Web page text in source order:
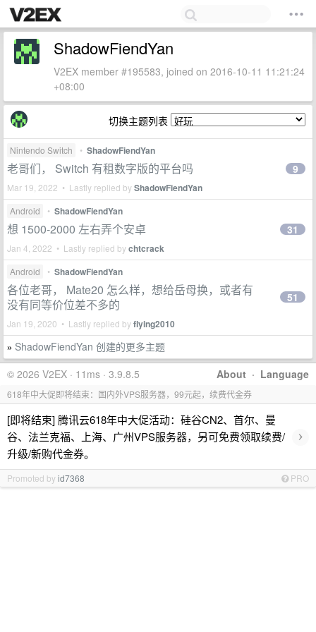
ShadowFiendYan
V2EX member #195583, joined on 2016-10-11 11:21:24
+08:00
切换主题列表
Nintendo Switch • ShadowFiendYan
老哥们， Switch 有租数字版的平台吗
Mar 19, 2022 • Lastly replied byShadowFiendYan
9
Android • ShadowFiendYan
想 1500-2000 左右弄个安卓
Jan 4, 2022 • Lastly replied bychtcrack
31
Android • ShadowFiendYan
各位老哥， Mate20 怎么样，想给岳母换，或者有
没有同等价位差不多的
Jan 19, 2020 • Lastly replied byflying2010
51
» ShadowFiendYan 创建的更多主题
About · Language
© 2026 V2EX · 11ms · 3.9.8.5
618年中大促即将结束：国内外VPS服务器，99元起，续费代金券
[即将结束] 腾讯云618年中大促活动：硅谷CN2、首尔、曼
谷、法兰克福、上海、广州VPS服务器，另可免费领取续费/
升级/新购代金券。
›
Promoted byid7368 PRO